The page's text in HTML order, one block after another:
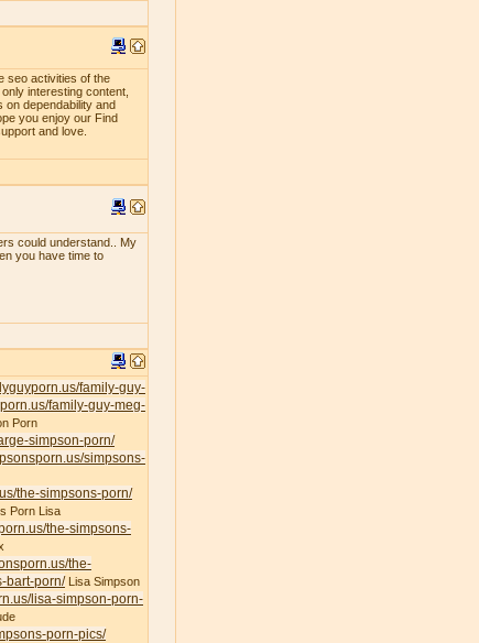
seo activities of the
interesting content,
on dependability and
you enjoy our Find
and love.
could understand.. My
you have time to
family-guy-
family-guy-meg-
Porn
simpson-porn/
simpsons-
the-simpsons-porn/
Porn Lisa
the-simpsons-
the-
bart-porn/Lisa Simpson
lisa-simpson-porn-
porn-pics/